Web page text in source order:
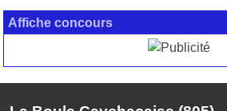
Affiche concours